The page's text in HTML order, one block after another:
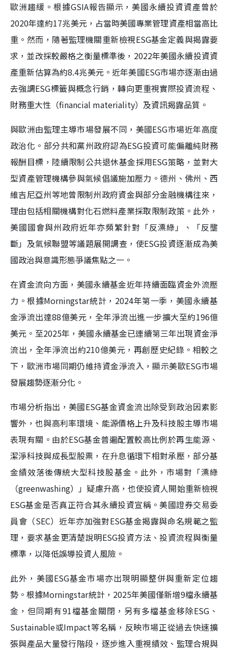
歐洲趨緩。根據GSIA報告顯示，美國永續投資資產曾於
2020年達約17兆美元，占當時美國專業管理資產相當高比
重。然而，隨著監理機關重新檢視ESG基金定義與揭露要
求，並改採較嚴格之衡量標準後，2022年美國永續投資資
產重新估算為約8.4兆美元。近年美國ESG市場亦逐漸由過
去強調ESG標籤與概念行銷，轉向更重視實際投資流程、
財務重大性（financial materiality）及資訊揭露品質。
與歐洲由監理主導市場發展不同，美國ESG市場近年高度
政治化。部分共和黨州政府認為ESG投資可能偏離純財務
報酬目標，陸續限制公共退休基金採用ESG策略，並對大
型資產管理機構參與氣候倡議施加壓力。德州、佛州、西
維吉尼亞州等地曾限制州政府資金與部分金融機構往來，
理由包括相關機構對化石燃料產業採取限制政策。此外，
美國國會與州政府近年亦頻繁針對「反漂綠」、「反壟
斷」及氣候聯盟等議題展開調查，使ESG投資逐漸成為美
國政治與意識形態爭議焦點之一。
在資金流向方面，美國永續基金近年持續面臨資金外流壓
力。根據Morningstar統計，2024年第一季，美國永續基
金淨流出達88億美元，全年淨流出進一步擴大至約196億
美元。至2025年，美國永續基金已連續第三年出現資金淨
流出，全年淨流出約210億美元，再創歷史紀錄。相較之
下，歐洲市場同期仍維持資金淨流入，顯示美歐ESG市場
發展趨勢逐漸分化。
市場分析指出，美國ESG基金資金流出除受到政治因素影
響外，也與高利率環境、能源價格上升及科技股主導市場
表現有關。由於ESG基金普遍配置較高比例於再生能源、
潔淨科技與成長型股票，在升息循環下相對承壓，部分基
金績效落後傳統大型科技股基金。此外，市場對「漂綠
（greenwashing）」疑慮升高，也使投資人開始重新檢視
ESG基金是否真正符合其永續投資宣稱。美國證券交易委
員會（SEC）近年亦加強對ESG基金揭露與命名規範之監
理，要求基金更清楚說明ESG投資方法、投資流程與衡量
標準，以降低誤導投資人風險。
此外，美國ESG基金市場亦出現明顯整併與重新定位趨
勢。根據Morningstar統計，2025年美國僅新增9檔永續基
金，但同期有91檔基金關閉，另有多檔基金移除ESG、
Sustainable或Impact等名稱，反映市場正從過去快速擴
張與產品大量發行階段，逐步進入重視績效、監理合規與